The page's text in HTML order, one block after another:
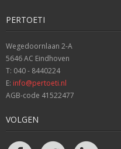
PERTOETI
Wegedoornlaan 2-A
5646 AC Eindhoven
T: 040 - 8440224
E: info@pertoeti.nl
AGB-code 41522477
VOLGEN